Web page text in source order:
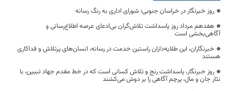
روز خبرنگار در خراسان جنوبی؛ شورای اداری به رنگ رسانه
هفدهم مرداد روز پاسداشت تلاش‌گران بی‌ادعای عرصه اطلاع‌رسانی و
آگاهی‌بخشی است
خبرنگاران، این طلایه‌داران راستین خدمت در رسانه، انسان‌های پرتلاش و فداکاری
هستند
روز خبرنگار، پاسداشت رنج و تلاش کسانی است که در خط مقدم جهاد تبیین، با
نثار جان و مال، پرچم آگاهی را بر دوش می‌کشند